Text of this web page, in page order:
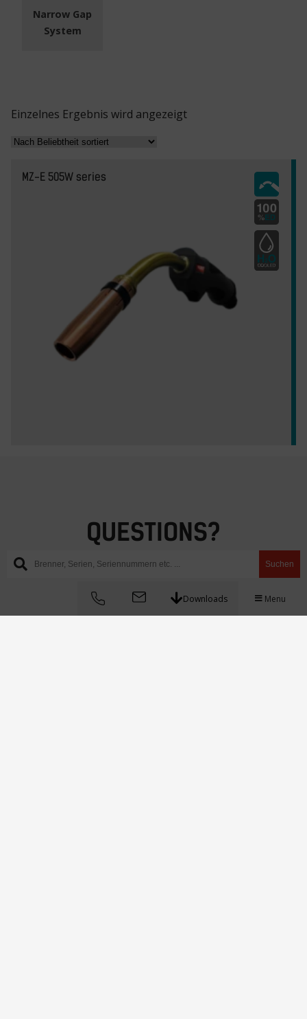
Suchen
Downloads Menu
Narrow Gap
System
Einzelnes Ergebnis wird angezeigt
MZ-E 505W series
QUESTIONS?
Hit us up!
Instagram